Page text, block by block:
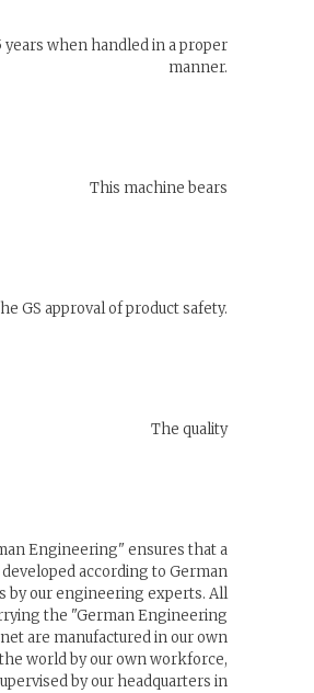
years when handled in a proper
manner.
This machine bears
GS approval of product safety.
The quality
Engineering" ensures that a
according to German
by our engineering experts. All
the "German Engineering
are manufactured in our own
world by our own workforce,
by our headquarters in